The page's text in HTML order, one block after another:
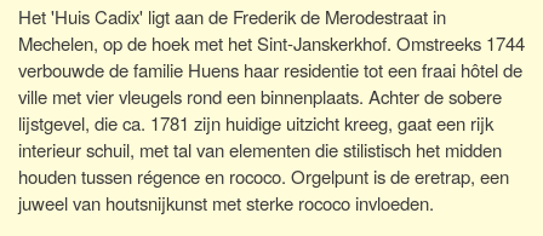
Het 'Huis Cadix' ligt aan de Frederik de Merodestraat in
Mechelen, op de hoek met het Sint-Janskerkhof. Omstreeks 1744
verbouwde de familie Huens haar residentie tot een fraai hôtel de
ville met vier vleugels rond een binnenplaats. Achter de sobere
lijstgevel, die ca. 1781 zijn huidige uitzicht kreeg, gaat een rijk
interieur schuil, met tal van elementen die stilistisch het midden
houden tussen régence en rococo. Orgelpunt is de eretrap, een
juweel van houtsnijkunst met sterke rococo invloeden.